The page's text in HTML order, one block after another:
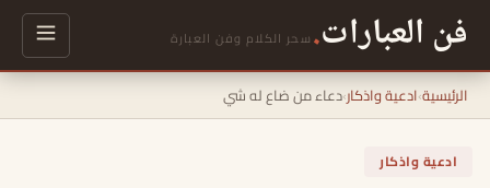
فن العبارات. سحر الكلام وفن العبارة
الرئيسية›ادعية واذكار›دعاء من ضاع له شي
ادعية واذكار